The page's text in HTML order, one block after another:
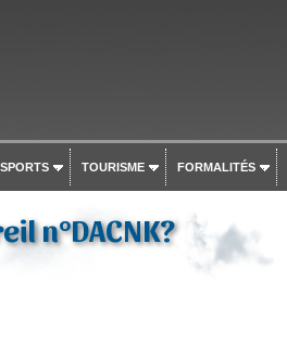
TOURISME FORMALITÉS
n°DACNK?